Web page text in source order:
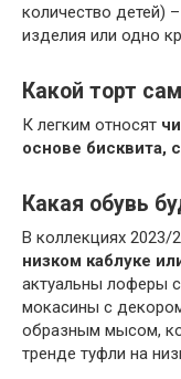
количество детей)
изделия или одно
Какой торт
К легким относят
основе бисквита,
Какая обувь
В коллекциях 2023/
низком каблуке
актуальны лоферы
мокасины с
образным мысом,
тренде туфли на